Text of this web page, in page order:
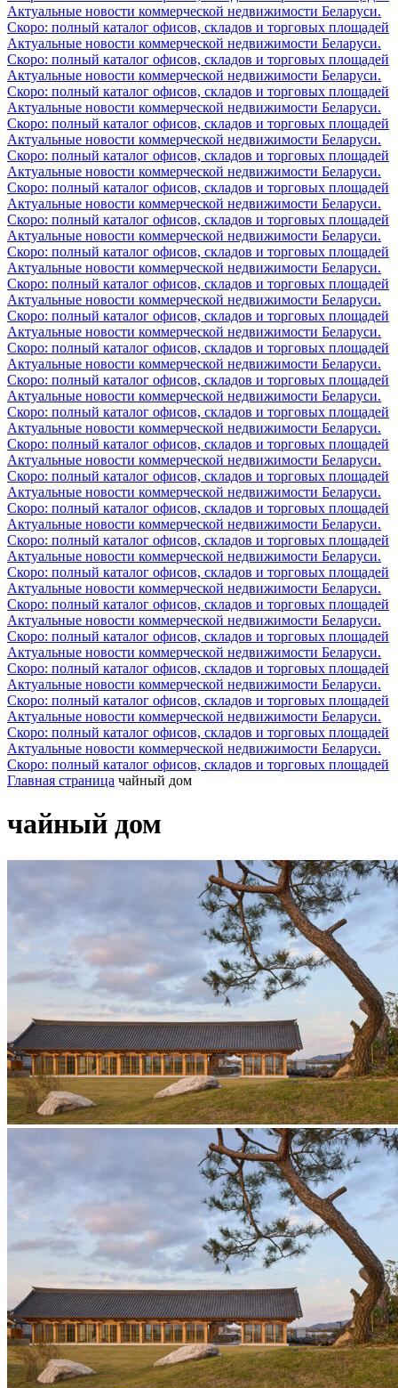
Актуальные новости коммерческой недвижимости Беларуси.
Скоро: полный каталог офисов, складов и торговых площадей
Актуальные новости коммерческой недвижимости Беларуси.
Скоро: полный каталог офисов, складов и торговых площадей
Актуальные новости коммерческой недвижимости Беларуси.
Скоро: полный каталог офисов, складов и торговых площадей
Актуальные новости коммерческой недвижимости Беларуси.
Скоро: полный каталог офисов, складов и торговых площадей
Актуальные новости коммерческой недвижимости Беларуси.
Скоро: полный каталог офисов, складов и торговых площадей
Актуальные новости коммерческой недвижимости Беларуси.
Скоро: полный каталог офисов, складов и торговых площадей
Актуальные новости коммерческой недвижимости Беларуси.
Скоро: полный каталог офисов, складов и торговых площадей
Актуальные новости коммерческой недвижимости Беларуси.
Скоро: полный каталог офисов, складов и торговых площадей
Актуальные новости коммерческой недвижимости Беларуси.
Скоро: полный каталог офисов, складов и торговых площадей
Актуальные новости коммерческой недвижимости Беларуси.
Скоро: полный каталог офисов, складов и торговых площадей
Актуальные новости коммерческой недвижимости Беларуси.
Скоро: полный каталог офисов, складов и торговых площадей
Актуальные новости коммерческой недвижимости Беларуси.
Скоро: полный каталог офисов, складов и торговых площадей
Актуальные новости коммерческой недвижимости Беларуси.
Скоро: полный каталог офисов, складов и торговых площадей
Актуальные новости коммерческой недвижимости Беларуси.
Скоро: полный каталог офисов, складов и торговых площадей
Актуальные новости коммерческой недвижимости Беларуси.
Скоро: полный каталог офисов, складов и торговых площадей
Актуальные новости коммерческой недвижимости Беларуси.
Скоро: полный каталог офисов, складов и торговых площадей
Актуальные новости коммерческой недвижимости Беларуси.
Скоро: полный каталог офисов, складов и торговых площадей
Актуальные новости коммерческой недвижимости Беларуси.
Скоро: полный каталог офисов, складов и торговых площадей
Актуальные новости коммерческой недвижимости Беларуси.
Скоро: полный каталог офисов, складов и торговых площадей
Актуальные новости коммерческой недвижимости Беларуси.
Скоро: полный каталог офисов, складов и торговых площадей
Актуальные новости коммерческой недвижимости Беларуси.
Скоро: полный каталог офисов, складов и торговых площадей
Актуальные новости коммерческой недвижимости Беларуси.
Скоро: полный каталог офисов, складов и торговых площадей
Актуальные новости коммерческой недвижимости Беларуси.
Скоро: полный каталог офисов, складов и торговых площадей
Актуальные новости коммерческой недвижимости Беларуси.
Скоро: полный каталог офисов, складов и торговых площадей
Главная страница чайный дом
чайный дом